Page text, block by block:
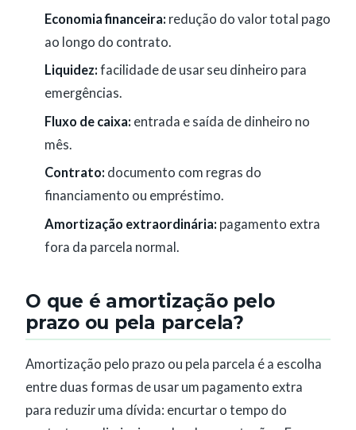
Economia financeira: redução do valor total pago
ao longo do contrato.
Liquidez: facilidade de usar seu dinheiro para
emergências.
Fluxo de caixa: entrada e saída de dinheiro no
mês.
Contrato: documento com regras do
financiamento ou empréstimo.
Amortização extraordinária: pagamento extra
fora da parcela normal.
O que é amortização pelo
prazo ou pela parcela?
Amortização pelo prazo ou pela parcela é a escolha
entre duas formas de usar um pagamento extra
para reduzir uma dívida: encurtar o tempo do